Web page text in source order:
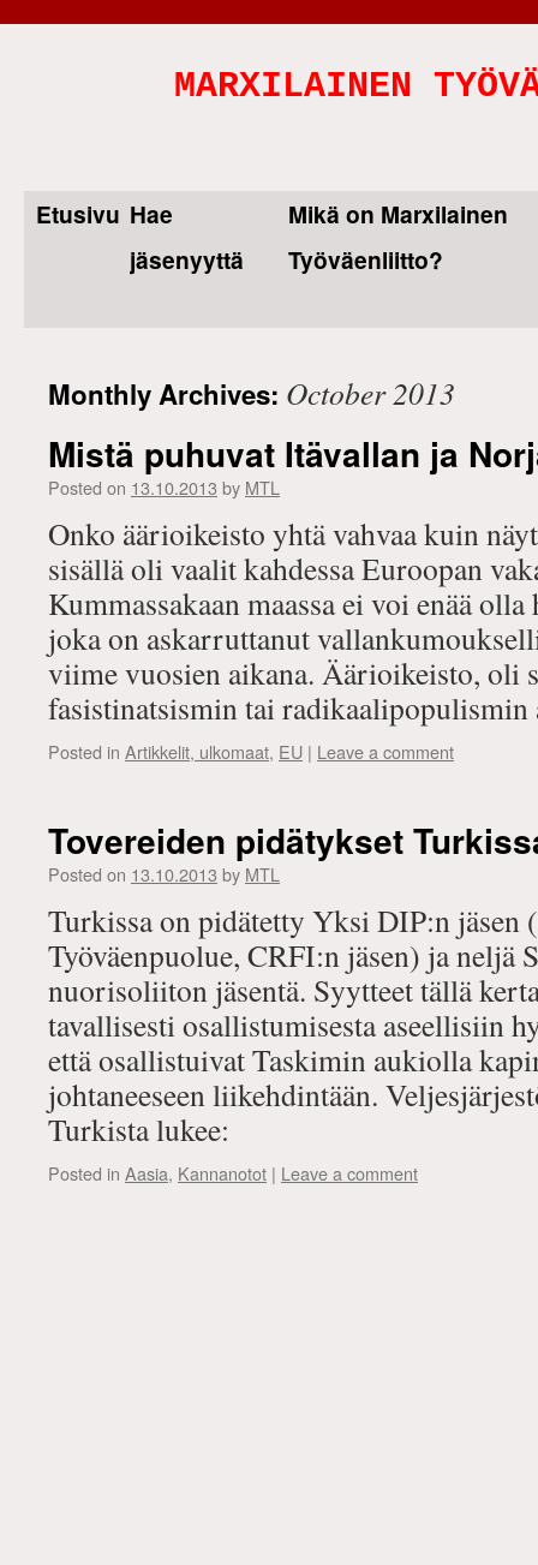
MARXILAINEN
Skip
Etusivu Hae
jäsenyyttä
Mikä on Marxilainen
Työväenliitto?
Monthly Archives: October 2013
Mistä puhuvat Itävallan ja
Posted on 13.10.2013 by MTL
Onko äärioikeisto yhtä vahvaa kuin
sisällä oli vaalit kahdessa Euroopan
Kummassakaan maassa ei voi enää
joka on askarruttanut
viime vuosien aikana. Äärioikeisto, oli
fasistinatsismin tai
Posted in Artikkelit, ulkomaat, EU | Leave a comment
Tovereiden pidätykset
Posted on 13.10.2013 by MTL
Turkissa on pidätetty Yksi DIP:n jäsen
Työväenpuolue, CRFI:n jäsen) ja neljä
nuorisoliiton jäsentä. Syytteet tällä
tavallisesti osallistumisesta aseellisiin
että osallistuivat Taskimin aukiolla
johtaneeseen liikehdintään.
Turkista lukee:
Posted in Aasia, Kannanotot | Leave a comment